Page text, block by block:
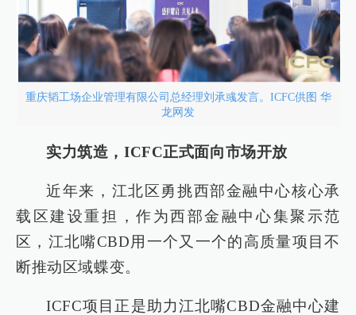
重庆韬工场企业管理有限公司总经理刘承彧发言。ICFC供图 华
龙网发
实力筑造，ICFC正式面向市场开放
近年来，江北区勇挑西部金融中心核心承
载区建设重担，作为西部金融中心集聚示范
区，江北嘴CBD用一个又一个的高质量项目不
断推动区域蝶变。
ICFC项目正是助力江北嘴CBD金融中心建